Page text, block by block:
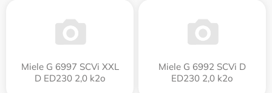
Miele G 6997 SCVi XXL
D ED230 2,0 k2o
Miele G 6992 SCVi D
ED230 2,0 k2o